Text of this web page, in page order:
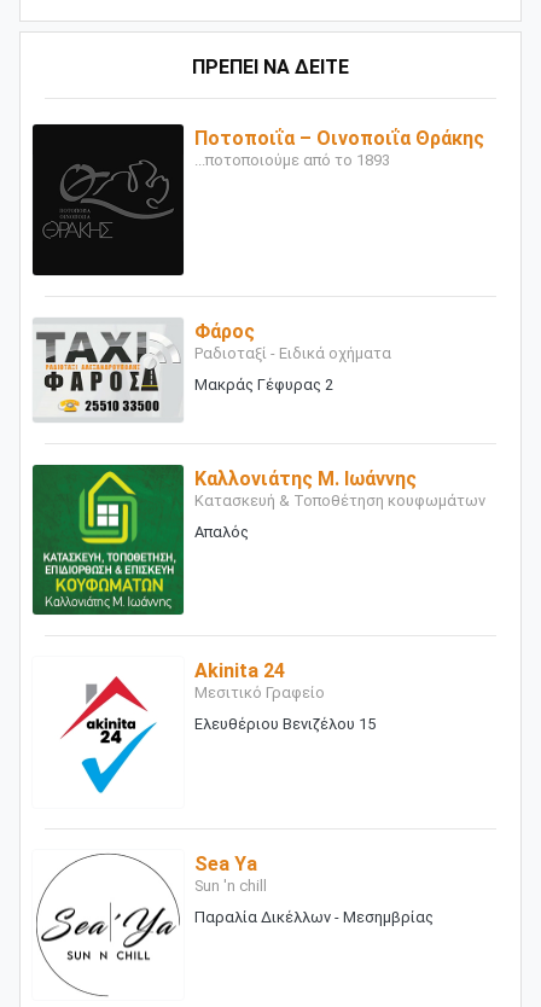
ΠΡΕΠΕΙ ΝΑ ΔΕΙΤΕ
Ποτοποιΐα – Οινοποιΐα Θράκης
...ποτοποιούμε από το 1893
Φάρος
Ραδιοταξί - Ειδικά οχήματα
Μακράς Γέφυρας 2
Καλλονιάτης Μ. Ιωάννης
Κατασκευή & Τοποθέτηση κουφωμάτων
Απαλός
Akinita 24
Μεσιτικό Γραφείο
Ελευθέριου Βενιζέλου 15
Sea Ya
Sun 'n chill
Παραλία Δικέλλων - Μεσημβρίας